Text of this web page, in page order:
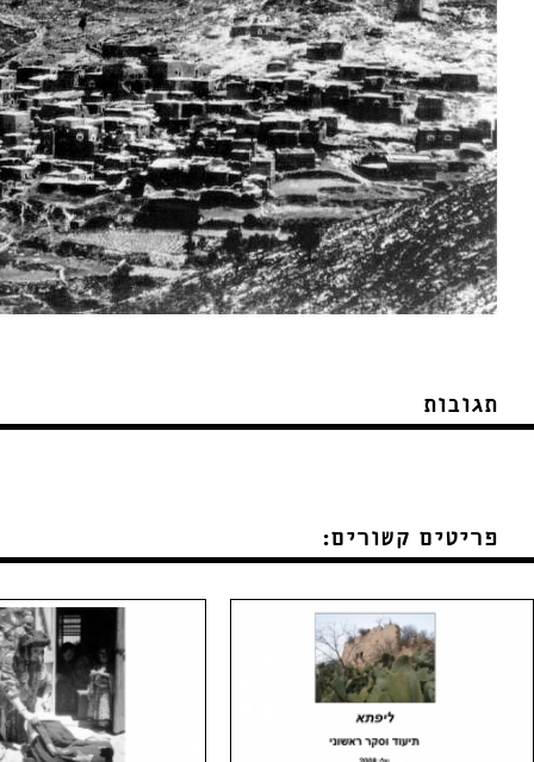
תגובות
פריטים קשורים: